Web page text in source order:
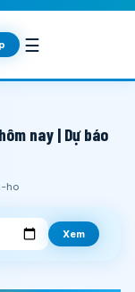
☰
nay | Dự báo
ho
Xem